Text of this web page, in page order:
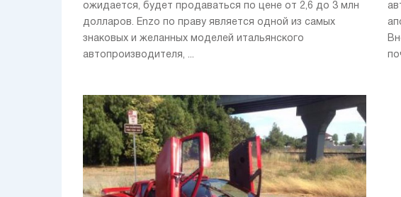
ожидается, будет продаваться по цене от 2,6 до 3 млн
долларов. Enzo по праву является одной из самых
знаковых и желанных моделей итальянского
автопроизводителя, ...